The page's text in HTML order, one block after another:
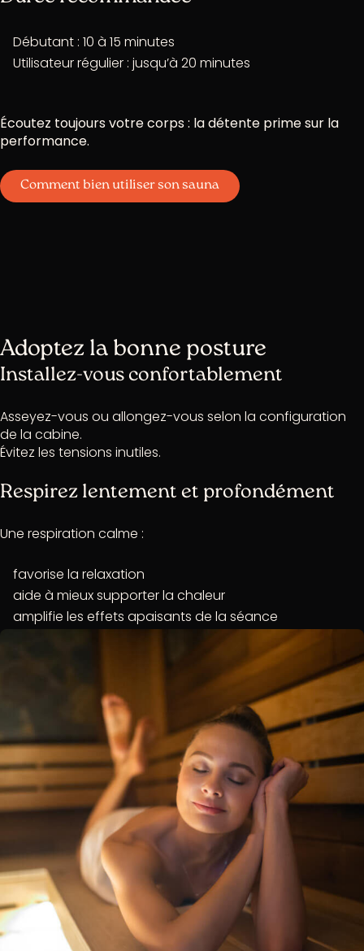
Débutant : 10 à 15 minutes
Utilisateur régulier : jusqu’à 20 minutes
Écoutez toujours votre corps : la détente prime sur la
performance.
Comment bien utiliser son sauna
Adoptez la bonne posture
Installez-vous confortablement
Asseyez-vous ou allongez-vous selon la configuration
de la cabine.
Évitez les tensions inutiles.
Respirez lentement et profondément
Une respiration calme :
favorise la relaxation
aide à mieux supporter la chaleur
amplifie les effets apaisants de la séance